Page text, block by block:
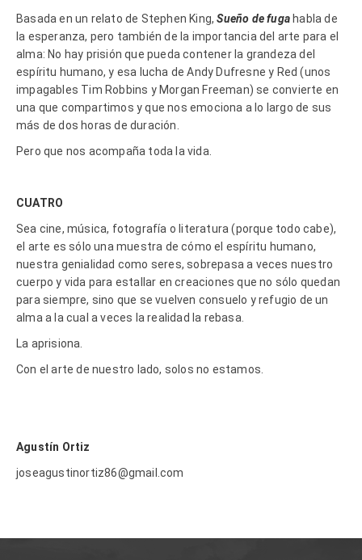
Basada en un relato de Stephen King,Sueño de fugahabla de
la esperanza, pero también de la importancia del arte para el
alma: No hay prisión que pueda contener la grandeza del
espíritu humano, y esa lucha de Andy Dufresne y Red (unos
impagables Tim Robbins y Morgan Freeman) se convierte en
una que compartimos y que nos emociona a lo largo de sus
más de dos horas de duración.
Pero que nos acompaña toda la vida.
CUATRO
Sea cine, música, fotografía o literatura (porque todo cabe),
el arte es sólo una muestra de cómo el espíritu humano,
nuestra genialidad como seres, sobrepasa a veces nuestro
cuerpo y vida para estallar en creaciones que no sólo quedan
para siempre, sino que se vuelven consuelo y refugio de un
alma a la cual a veces la realidad la rebasa.
La aprisiona.
Con el arte de nuestro lado, solos no estamos.
Agustín Ortiz
joseagustinortiz86@gmail.com